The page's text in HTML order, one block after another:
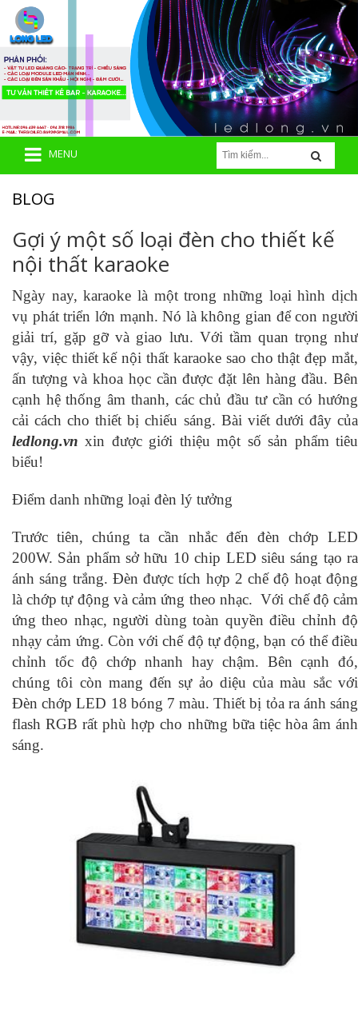
MENU
BLOG
Gợi ý một số loại đèn cho thiết kế
nội thất karaoke
Ngày nay, karaoke là một trong những loại hình dịch
vụ phát triển lớn mạnh. Nó là không gian để con người
giải trí, gặp gỡ và giao lưu. Với tầm quan trọng như
vậy, việc thiết kế nội thất karaoke sao cho thật đẹp mắt,
ấn tượng và khoa học cần được đặt lên hàng đầu. Bên
cạnh hệ thống âm thanh, các chủ đầu tư cần có hướng
cải cách cho thiết bị chiếu sáng. Bài viết dưới đây của
ledlong.vn xin được giới thiệu một số sản phẩm tiêu
biểu!
Điểm danh những loại đèn lý tưởng
Trước tiên, chúng ta cần nhắc đến đèn chớp LED
200W. Sản phẩm sở hữu 10 chip LED siêu sáng tạo ra
ánh sáng trắng. Đèn được tích hợp 2 chế độ hoạt động
là chớp tự động và cảm ứng theo nhạc. Với chế độ cảm
ứng theo nhạc, người dùng toàn quyền điều chỉnh độ
nhạy cảm ứng. Còn với chế độ tự động, bạn có thể điều
chỉnh tốc độ chớp nhanh hay chậm. Bên cạnh đó,
chúng tôi còn mang đến sự ảo diệu của màu sắc với
Đèn chớp LED 18 bóng 7 màu. Thiết bị tỏa ra ánh sáng
flash RGB rất phù hợp cho những bữa tiệc hòa âm ánh
sáng.